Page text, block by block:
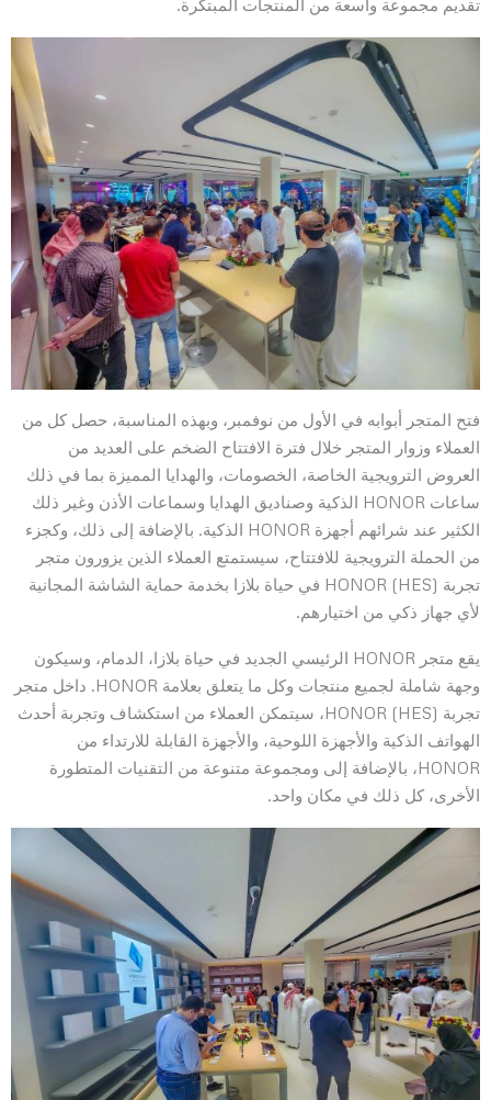
فتح المتجر أبوابه في الأول من نوفمبر، وبهذه المناسبة، حصل كل من
العملاء وزوار المتجر خلال فترة الافتتاح الضخم على العديد من
العروض الترويجية الخاصة، الخصومات، والهدايا المميزة بما في ذلك
ساعات HONOR الذكية وصناديق الهدايا وسماعات الأذن وغير ذلك
الكثير عند شرائهم أجهزة HONOR الذكية. بالإضافة إلى ذلك، وكجزء
من الحملة الترويجية للافتتاح، سيستمتع العملاء الذين يزورون متجر
تجربة HONOR (HES) في حياة بلازا بخدمة حماية الشاشة المجانية
لأي جهاز ذكي من اختيارهم.
يقع متجر HONOR الرئيسي الجديد في حياة بلازا، الدمام، وسيكون
وجهة شاملة لجميع منتجات وكل ما يتعلق بعلامة HONOR. داخل متجر
تجربة HONOR (HES)، سيتمكن العملاء من استكشاف وتجربة أحدث
الهواتف الذكية والأجهزة اللوحية، والأجهزة القابلة للارتداء من
HONOR، بالإضافة إلى ومجموعة متنوعة من التقنيات المتطورة
الأخرى، كل ذلك في مكان واحد.